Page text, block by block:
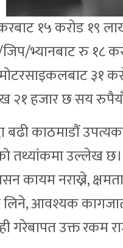
१५ करोड १९
भ्यानबाट रु १८
३१
२१ हजार छ सय
काठमाडौं
तथ्यांकमा उल्लेख
नराख्ने,
लिने, आवश्यक
गरेबापत उक्त रकम